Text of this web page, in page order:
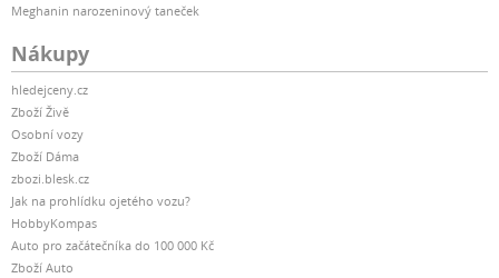
Meghanin narozeninový taneček
Nákupy
hledejceny.cz
Zboží Živě
Osobní vozy
Zboží Dáma
zbozi.blesk.cz
Jak na prohlídku ojetého vozu?
HobbyKompas
Auto pro začátečníka do 100 000 Kč
Zboží Auto